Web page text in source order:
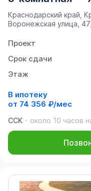
Краснодарский край,
Воронежская улица,
Проект
Срок сдачи
Этаж
В ипотеку
от 74 356 ₽/мес
ССК
около 10 часов